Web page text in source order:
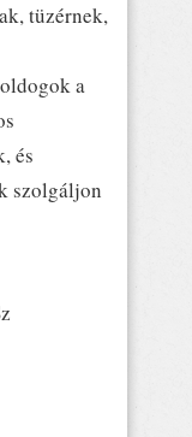
tüzérnek,
a
és
szolgáljon